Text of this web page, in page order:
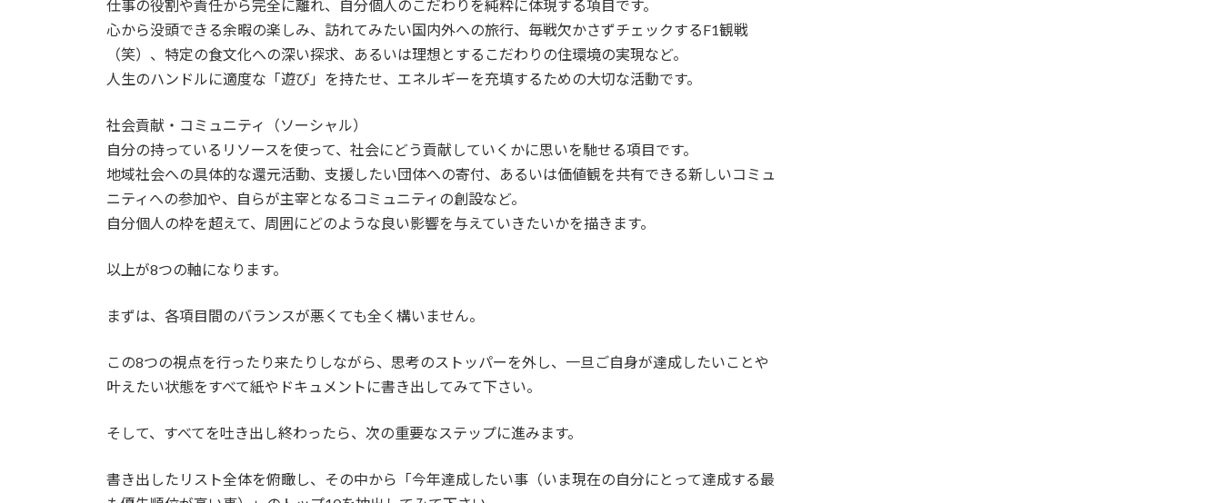
仕事の役割や責任から完全に離れ、自分個人のこだわりを純粋に体現する項目です。
心から没頭できる余暇の楽しみ、訪れてみたい国内外への旅行、毎戦欠かさずチェックするF1観戦
（笑）、特定の食文化への深い探求、あるいは理想とするこだわりの住環境の実現など。
人生のハンドルに適度な「遊び」を持たせ、エネルギーを充填するための大切な活動です。
社会貢献・コミュニティ（ソーシャル）
自分の持っているリソースを使って、社会にどう貢献していくかに思いを馳せる項目です。
地域社会への具体的な還元活動、支援したい団体への寄付、あるいは価値観を共有できる新しいコミュ
ニティへの参加や、自らが主宰となるコミュニティの創設など。
自分個人の枠を超えて、周囲にどのような良い影響を与えていきたいかを描きます。
以上が8つの軸になります。
まずは、各項目間のバランスが悪くても全く構いません。
この8つの視点を行ったり来たりしながら、思考のストッパーを外し、一旦ご自身が達成したいことや
叶えたい状態をすべて紙やドキュメントに書き出してみて下さい。
そして、すべてを吐き出し終わったら、次の重要なステップに進みます。
書き出したリスト全体を俯瞰し、その中から「今年達成したい事（いま現在の自分にとって達成する最